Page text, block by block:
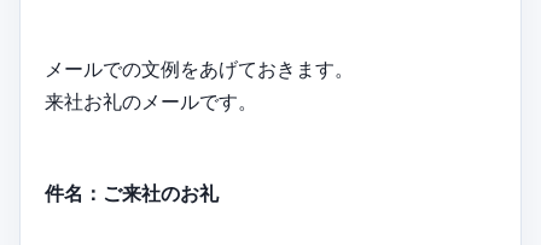
メールでの文例をあげておきます。
来社お礼のメールです。
件名：ご来社のお礼